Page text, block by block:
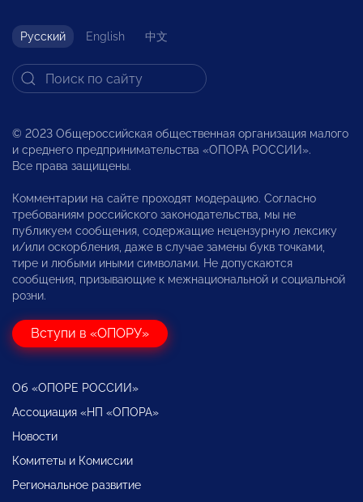
Русский English 中文
© 2023 Общероссийская общественная организация малого
и среднего предпринимательства «ОПОРА РОССИИ».
Все права защищены.
Комментарии на сайте проходят модерацию. Согласно
требованиям российского законодательства, мы не
публикуем сообщения, содержащие нецензурную лексику
и/или оскорбления, даже в случае замены букв точками,
тире и любыми иными символами. Не допускаются
сообщения, призывающие к межнациональной и социальной
розни.
Вступи в «ОПОРУ»
Об «ОПОРЕ РОССИИ»
Ассоциация «НП «ОПОРА»
Новости
Комитеты и Комиссии
Региональное развитие